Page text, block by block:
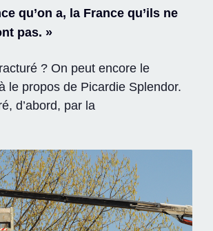
qu’on a, la France qu’ils ne
pas. »
? On peut encore le
le propos de Picardie Splendor.
d’abord, par la